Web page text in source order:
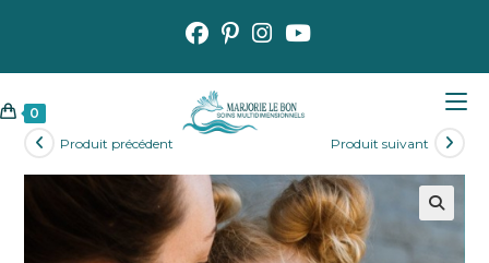
0
Produit précédent
Produit suivant